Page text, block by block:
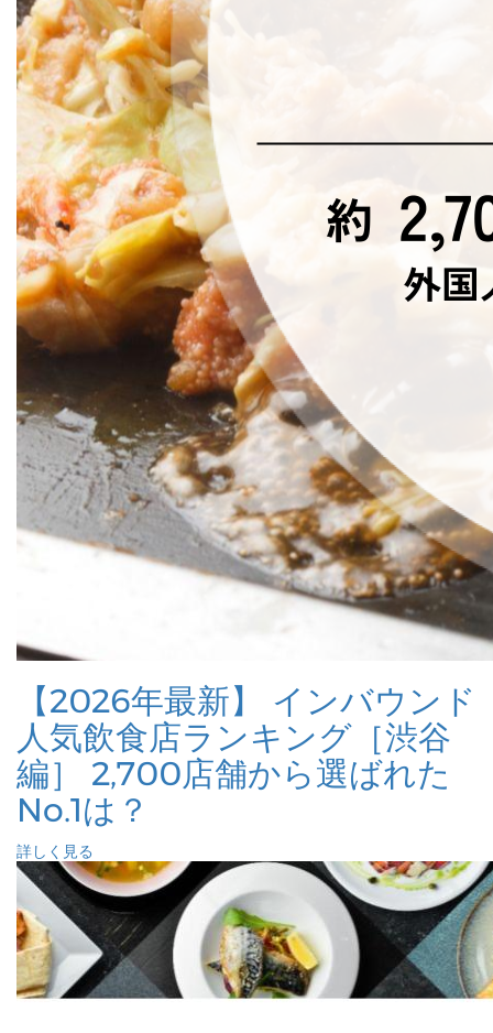
【2026年最新】 インバウンド
人気飲食店ランキング［渋谷
編］ 2,700店舗から選ばれた
No.1は？
詳しく見る